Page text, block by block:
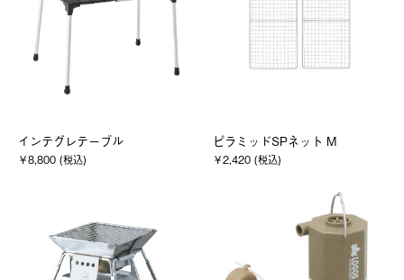
インテグレテーブル
￥8,800 (税込)
ピラミッドSPネット M
￥2,420 (税込)